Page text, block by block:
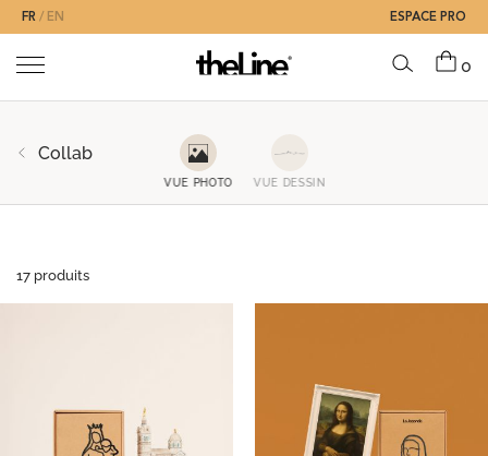
FR EN ESPACE PRO
0
Collab
VUE PHOTO VUE DESSIN
17 produits